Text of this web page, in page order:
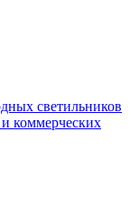
светильников
коммерческих